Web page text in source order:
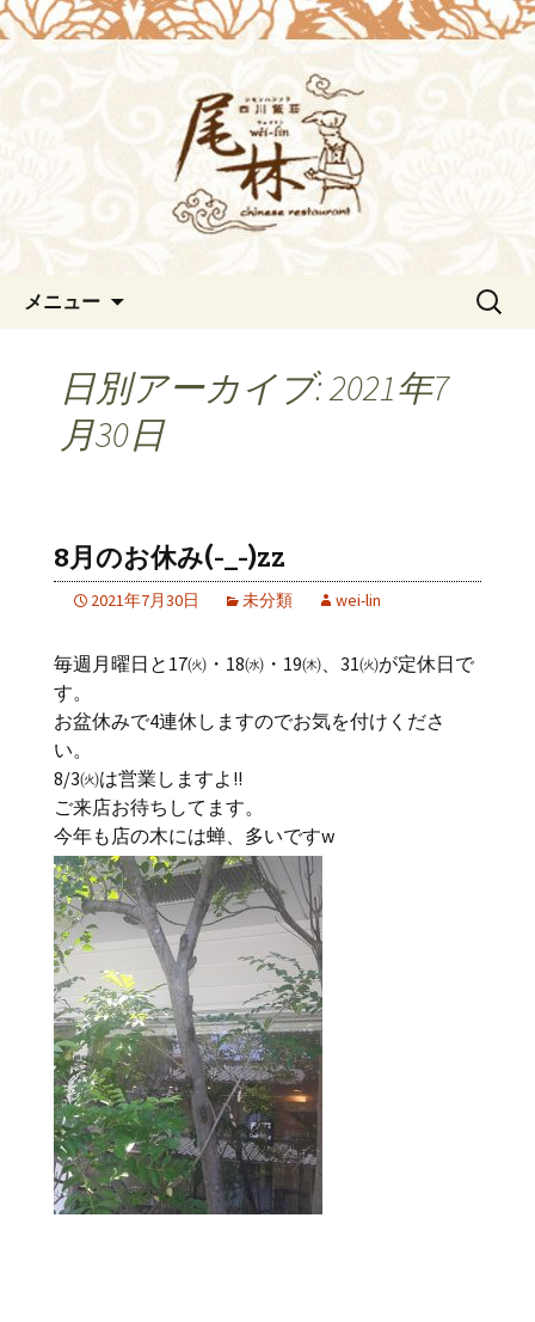
浜松の中華料理[尾林～Wei-
lin（ウェイリン）]からのお知
浜松の中華料理[尾林～Wei-lin（ウェイ
リン）]のブログ。デートや接待にも。
北京ダックも味わえます。
メニュー
検
日別アーカイブ: 2021年7
月30日
8月のお休み(-_-)zz
2021年7月30日 未分類 wei-lin
毎週月曜日と17㈫・18㈬・19㈭、31㈫が定休日で
す。
お盆休みで4連休しますのでお気を付けくださ
い。
8/3㈫は営業しますよ!!
ご来店お待ちしてます。
今年も店の木には蝉、多いですw